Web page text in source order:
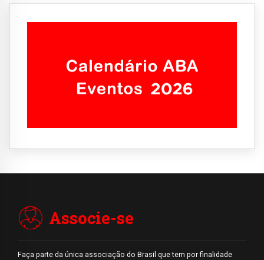
Associe-se
Faça parte da única associação do Brasil que tem por finalidade